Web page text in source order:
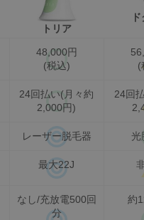
トリア
48,000円
(税込)
(
24回払い(月々約
2,000円)
24回
レーザー脱毛器 光
最大22J
なし/充放電500回
分
約